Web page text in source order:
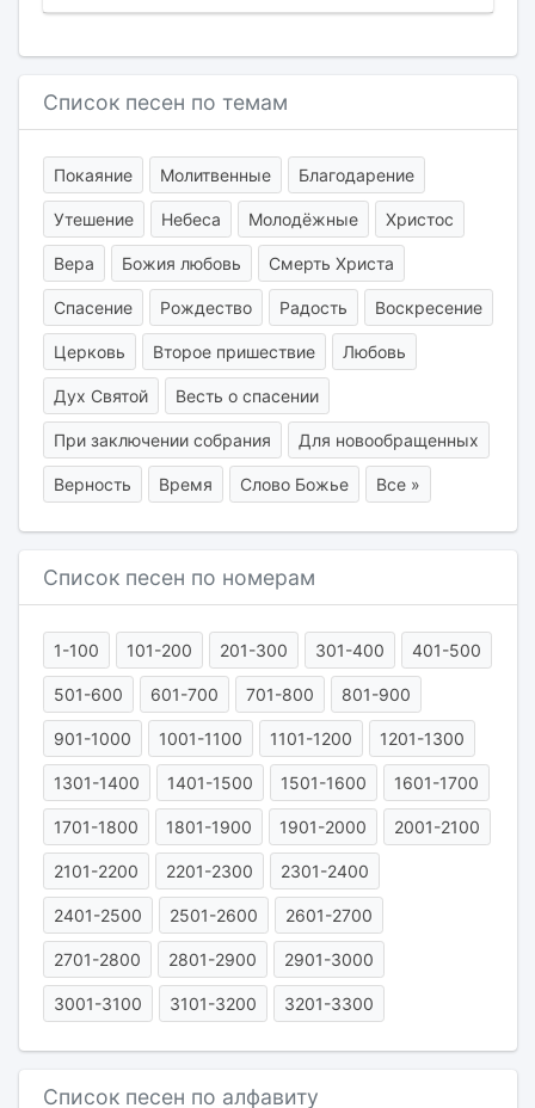
Список песен по темам
Покаяние Молитвенные Благодарение
Утешение Небеса Молодёжные Христос
Вера Божия любовь Смерть Христа
Спасение Рождество Радость Воскресение
Церковь Второе пришествие Любовь
Дух Святой Весть о спасении
При заключении собрания Для новообращенных
Верность Время Слово Божье Все »
Список песен по номерам
1-100 101-200 201-300 301-400 401-500
501-600 601-700 701-800 801-900
901-1000 1001-1100 1101-1200 1201-1300
1301-1400 1401-1500 1501-1600 1601-1700
1701-1800 1801-1900 1901-2000 2001-2100
2101-2200 2201-2300 2301-2400
2401-2500 2501-2600 2601-2700
2701-2800 2801-2900 2901-3000
3001-3100 3101-3200 3201-3300
Список песен по алфавиту